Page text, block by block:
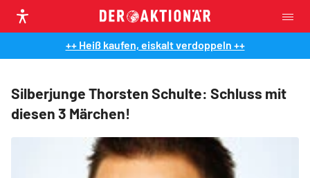
++ Heiß kaufen, eiskalt verdoppeln ++
Silberjunge Thorsten Schulte: Schluss mit
diesen 3 Märchen!